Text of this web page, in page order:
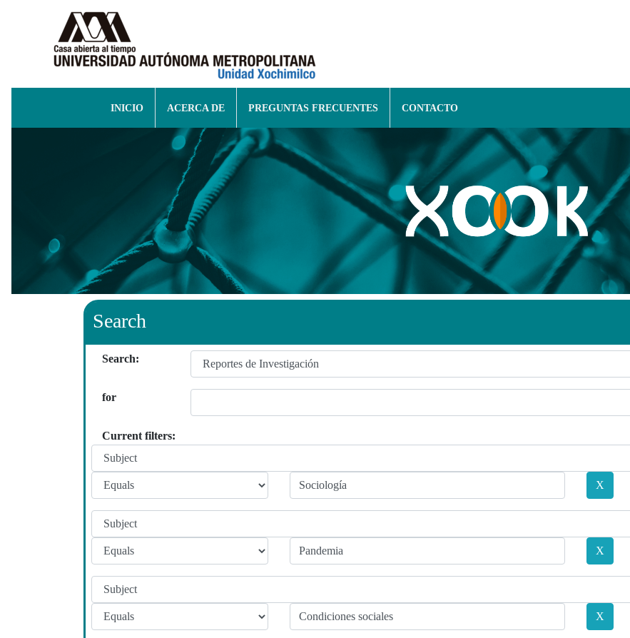
INICIO ACERCA DE PREGUNTAS FRECUENTES CONTACTO
Search
Search:
for
Current filters: